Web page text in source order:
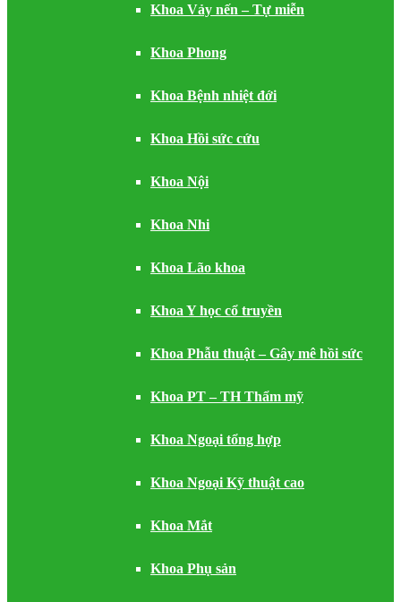
Khoa Vảy nến – Tự miễn
Khoa Phong
Khoa Bệnh nhiệt đới
Khoa Hồi sức cứu
Khoa Nội
Khoa Nhi
Khoa Lão khoa
Khoa Y học cổ truyền
Khoa Phẫu thuật – Gây mê hồi sức
Khoa PT – TH Thẩm mỹ
Khoa Ngoại tổng hợp
Khoa Ngoại Kỹ thuật cao
Khoa Mắt
Khoa Phụ sản